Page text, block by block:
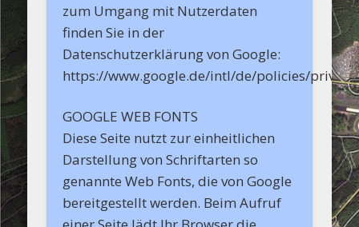
zum Umgang mit Nutzerdaten
finden Sie in der
Datenschutzerklärung von Google:
https://www.google.de/intl/de/policies/
GOOGLE WEB FONTS
Diese Seite nutzt zur einheitlichen
Darstellung von Schriftarten so
genannte Web Fonts, die von Google
bereitgestellt werden. Beim Aufruf